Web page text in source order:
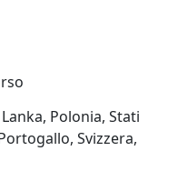
Polonia, Stati
Svizzera,